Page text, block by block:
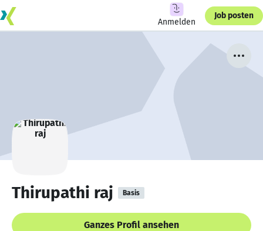
Anmelden
Job posten
Thirupathi raj Basis
Ganzes Profil ansehen